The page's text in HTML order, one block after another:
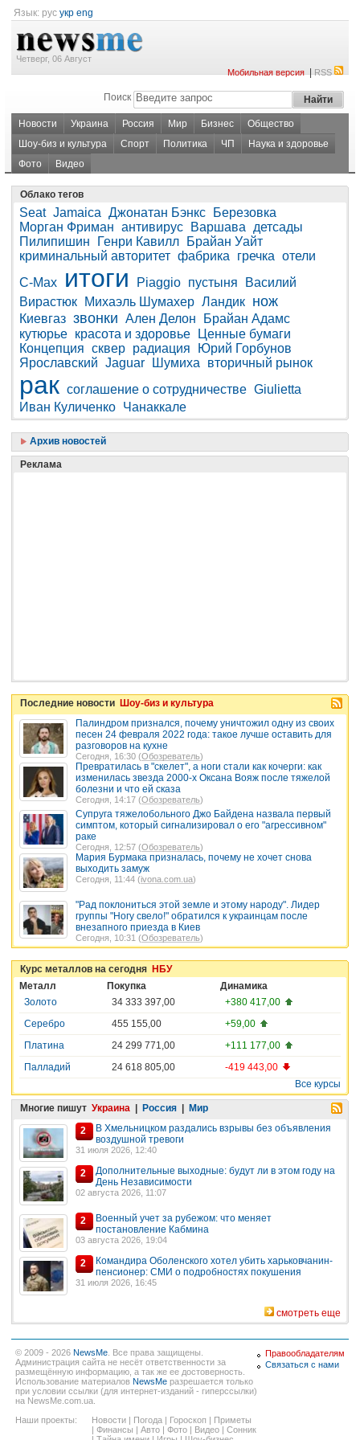
Язык: рус укр eng
Четверг, 06 Август
Мобильная версия|RSS
Поиск
Новости Украина Россия Мир Бизнес
Общество
Шоу-биз и культура
Спорт Политика ЧП
Наука и здоровье
Фото
Видео
Облако тегов
Seat Jamaica Джонатан Бэнкс
Березовка
Морган Фриман антивирус Варшава
детсады
Пилипишин
Генри Кавилл
Брайан Уайт
криминальный авторитет фабрика гречка отели
C-Max
итоги Piaggio пустыня
Василий
Вирастюк
Михаэль Шумахер Ландик нож
Киевгаз звонки Ален Делон
Брайан Адамс
кутюрье красота и здоровье
Ценные бумаги
Концепция сквер радиация
Юрий Горбунов
Ярославский Jaguar Шумиха вторичный рынок
рак соглашение о сотрудничестве Giulietta
Иван Куличенко Чанаккале
Архив новостей
Реклама
Последние новости Шоу-биз и культура
Палиндром признался, почему уничтожил одну из своих
песен 24 февраля 2022 года: такое лучше оставить для
разговоров на кухне
Сегодня, 16:30 (Обозреватель)
Превратилась в "скелет", а ноги стали как кочерги: как
изменилась звезда 2000-х Оксана Вояж после тяжелой
болезни и что ей сказа
Сегодня, 14:17 (Обозреватель)
Супруга тяжелобольного Джо Байдена назвала первый
симптом, который сигнализировал о его "агрессивном"
раке
Сегодня, 12:57 (Обозреватель)
Мария Бурмака призналась, почему не хочет снова
выходить замуж
Сегодня, 11:44 (ivona.com.ua)
"Рад поклониться этой земле и этому народу". Лидер
группы "Ногу свело!" обратился к украинцам после
внезапного приезда в Киев
Сегодня, 10:31 (Обозреватель)
Курс металлов на сегодня НБУ
Металл
Покупка
Динамика
Золото
34 333 397,00
+380 417,00
Серебро
455 155,00
+59,00
Платина
24 299 771,00
+111 177,00
Палладий
24 618 805,00
-419 443,00
Все курсы
Многие пишут Украина | Россия | Мир
2
В Хмельницком раздались взрывы без объявления
воздушной тревоги
31 июля 2026, 12:40
2
Дополнительные выходные: будут ли в этом году на
День Независимости
02 августа 2026, 11:07
2
Военный учет за рубежом: что меняет
постановление Кабмина
03 августа 2026, 19:04
2
Командира Оболенского хотел убить харьковчанин-
пенсионер: СМИ о подробностях покушения
31 июля 2026, 16:45
смотреть еще
© 2009 - 2026 NewsMe . Все права защищены.
Администрация сайта не несёт ответственности за
размещённую информацию, а так же ее достоверность.
Использование материалов NewsMe разрешается только
при условии ссылки (для интернет-изданий - гиперссылки)
на NewsMe.com.ua.
Наши проекты:
Новости | Погода | Гороскоп | Приметы
| Финансы | Авто | Фото | Видео | Сонник
Правообладателям
Связаться с нами